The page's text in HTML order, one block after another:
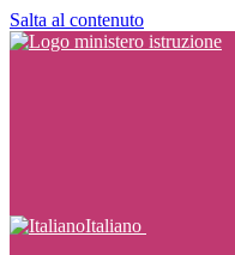
Salta al contenuto
Italiano